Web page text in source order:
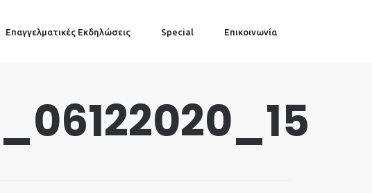
Επαγγελματικές Εκδηλώσεις Special Επικοινωνία